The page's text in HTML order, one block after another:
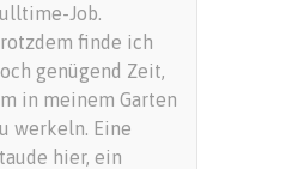
Job.
finde ich
genügend Zeit,
in meinem Garten
werkeln. Eine
hier, ein